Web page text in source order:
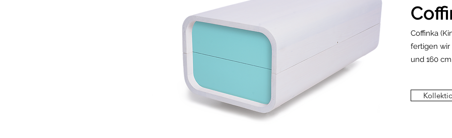
Coffinka
fertigen wir
und 160